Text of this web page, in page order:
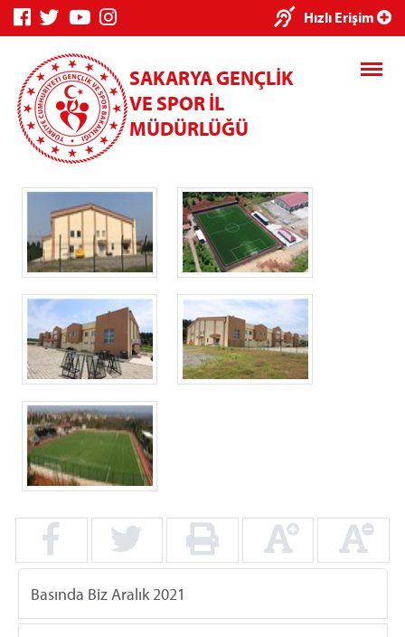
Hızlı Erişim
SAKARYA GENÇLİK
VE SPOR İL
MÜDÜRLÜĞÜ
Basında Biz Aralık 2021
×
Genç Bilgi
Sistemi
Spor Bilgi
Sistemi
Kredi/Yurt
Kredi/Yurt E-
Ödeme